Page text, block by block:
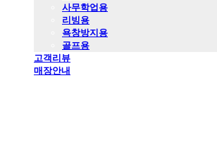
사무학업용
리빙용
욕창방지용
골프용
고객리뷰
매장안내